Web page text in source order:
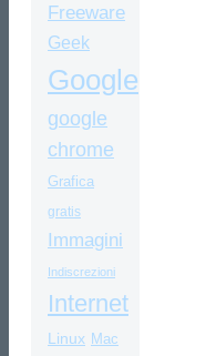
Freeware
Geek
Google
google
chrome
Grafica
gratis
Immagini
Indiscrezioni
Internet
Linux Mac